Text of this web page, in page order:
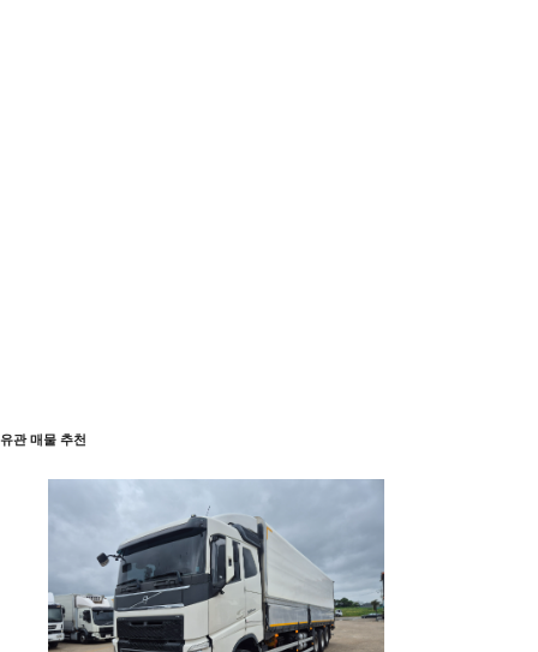
유관 매물 추천